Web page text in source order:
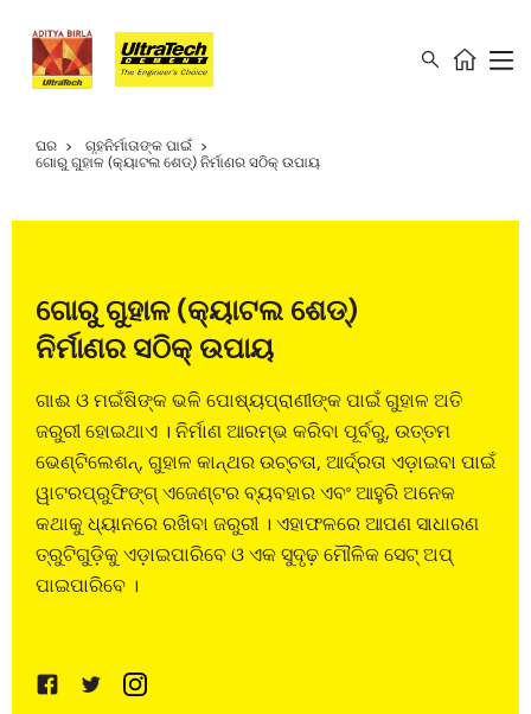
ଘର
ଗୃହନିର୍ମାତାଙ୍କ ପାଇଁ
ଗୋରୁ ଗୁହାଳ (କ୍ୟାଟଲ ଶେଡ୍) ନିର୍ମାଣର ସଠିକ୍ ଉପାୟ
ଗୋରୁ ଗୁହାଳ (କ୍ୟାଟଲ ଶେଡ୍)
ନିର୍ମାଣର ସଠିକ୍ ଉପାୟ
ଗାଈ ଓ ମଇଁଷିଙ୍କ ଭଳି ପୋଷ୍ୟପ୍ରାଣୀଙ୍କ ପାଇଁ ଗୁହାଳ ଅତି
ଜରୁରୀ ହୋଇଥାଏ । ନିର୍ମାଣ ଆରମ୍ଭ କରିବା ପୂର୍ବରୁ, ଉତ୍ତମ
ଭେଣ୍ଟିଲେଶନ୍, ଗୁହାଳ କାନ୍ଥର ଉଚ୍ଚତା, ଆର୍ଦ୍ରତା ଏଡ଼ାଇବା ପାଇଁ
ୱାଟରପ୍ରୁଫିଙ୍ଗ୍ ଏଜେଣ୍ଟର ବ୍ୟବହାର ଏବଂ ଆହୁରି ଅନେକ
କଥାକୁ ଧ୍ୟାନରେ ରଖିବା ଜରୁରୀ । ଏହାଫଳରେ ଆପଣ ସାଧାରଣ
ତ୍ରୁଟିଗୁଡ଼ିକୁ ଏଡ଼ାଇପାରିବେ ଓ ଏକ ସୁଦୃଢ଼ ମୌଳିକ ସେଟ୍ ଅପ୍
ପାଇପାରିବେ ।